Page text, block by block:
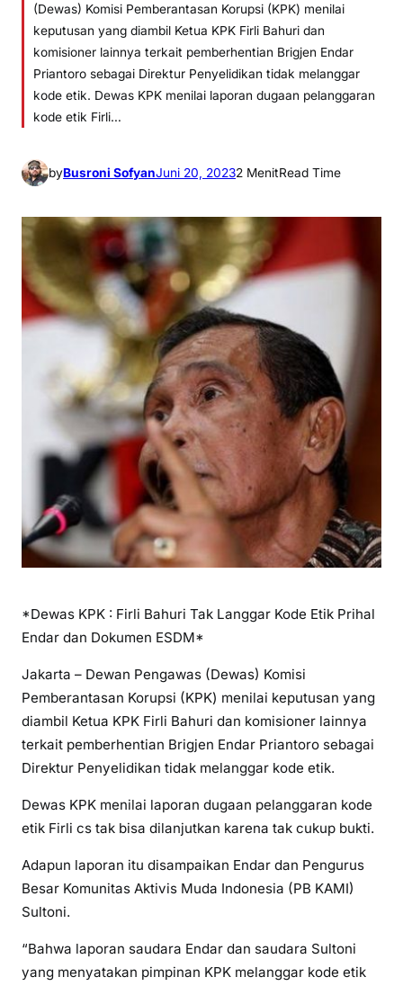
(Dewas) Komisi Pemberantasan Korupsi (KPK) menilai
keputusan yang diambil Ketua KPK Firli Bahuri dan
komisioner lainnya terkait pemberhentian Brigjen Endar
Priantoro sebagai Direktur Penyelidikan tidak melanggar
kode etik. Dewas KPK menilai laporan dugaan pelanggaran
kode etik Firli…
byBusroni SofyanJuni 20, 20232 MenitRead Time
*Dewas KPK : Firli Bahuri Tak Langgar Kode Etik Prihal
Endar dan Dokumen ESDM*
Jakarta – Dewan Pengawas (Dewas) Komisi
Pemberantasan Korupsi (KPK) menilai keputusan yang
diambil Ketua KPK Firli Bahuri dan komisioner lainnya
terkait pemberhentian Brigjen Endar Priantoro sebagai
Direktur Penyelidikan tidak melanggar kode etik.
Dewas KPK menilai laporan dugaan pelanggaran kode
etik Firli cs tak bisa dilanjutkan karena tak cukup bukti.
Adapun laporan itu disampaikan Endar dan Pengurus
Besar Komunitas Aktivis Muda Indonesia (PB KAMI)
Sultoni.
“Bahwa laporan saudara Endar dan saudara Sultoni
yang menyatakan pimpinan KPK melanggar kode etik